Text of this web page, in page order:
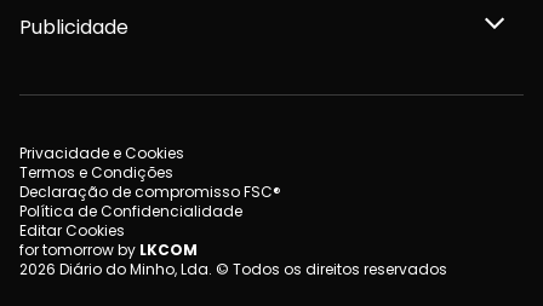
Publicidade
Privacidade e Cookies
Termos e Condições
Declaração de compromisso FSC®
Política de Confidencialidade
Editar Cookies
for tomorrow by LKCOM
2026 Diário do Minho, Lda. © Todos os direitos reservados